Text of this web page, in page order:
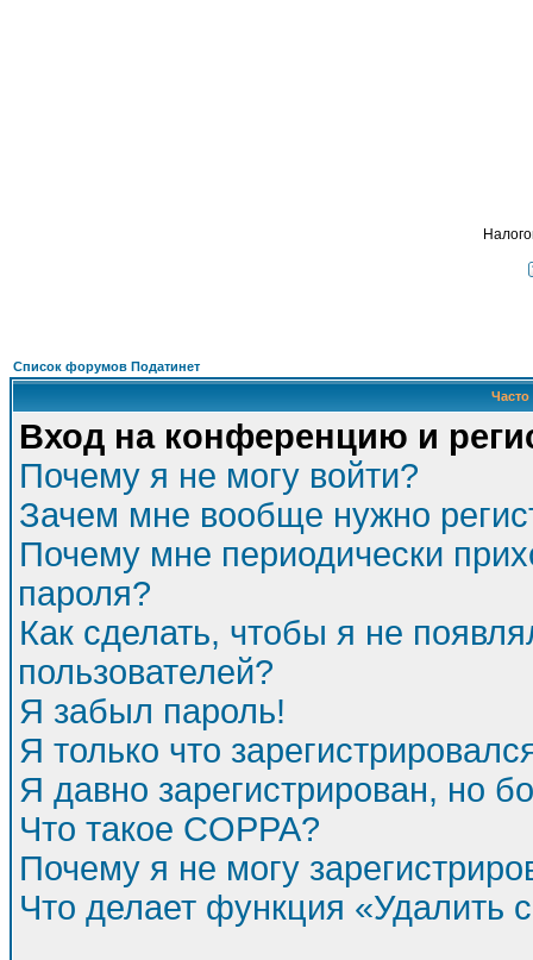
Список форумов Податинет
Вход на конференцию и
Почему я не могу войти?
Зачем мне вообще нужно
Почему мне периодически
пароля?
Как сделать, чтобы я не
пользователей?
Я забыл пароль!
Я только что
Я давно зарегистрирован, но
Что такое COPPA?
Почему я не могу
Что делает функция «Удалить